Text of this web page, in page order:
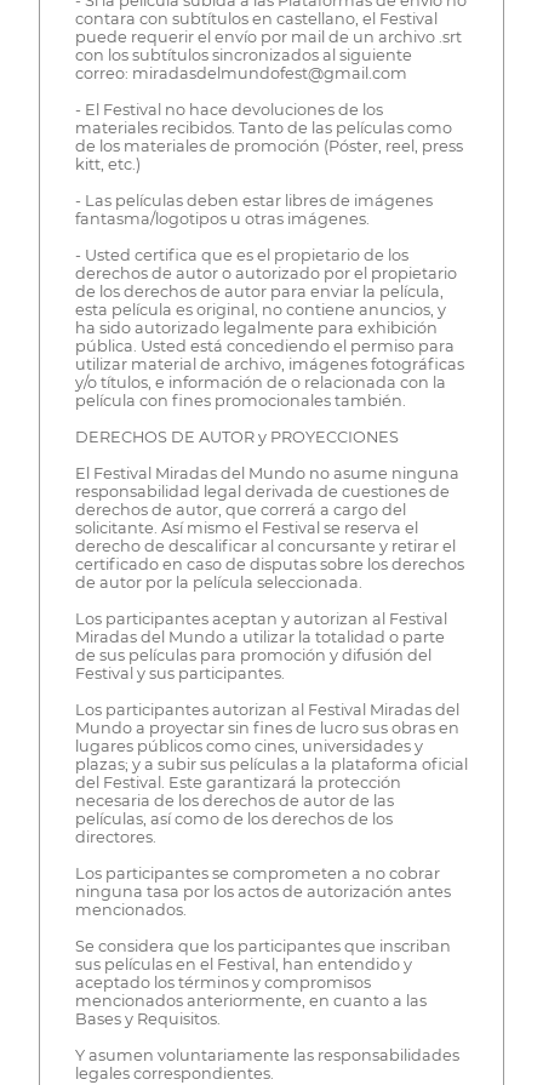
contara con subtítulos en castellano, el Festival
puede requerir el envío por mail de un archivo .srt
con los subtítulos sincronizados al siguiente
correo: miradasdelmundofest@gmail.com
- El Festival no hace devoluciones de los
materiales recibidos. Tanto de las películas como
de los materiales de promoción (Póster, reel, press
kitt, etc.)
- Las películas deben estar libres de imágenes
fantasma/logotipos u otras imágenes.
- Usted certifica que es el propietario de los
derechos de autor o autorizado por el propietario
de los derechos de autor para enviar la película,
esta película es original, no contiene anuncios, y
ha sido autorizado legalmente para exhibición
pública. Usted está concediendo el permiso para
utilizar material de archivo, imágenes fotográficas
y/o títulos, e información de o relacionada con la
película con fines promocionales también.
DERECHOS DE AUTOR y PROYECCIONES
El Festival Miradas del Mundo no asume ninguna
responsabilidad legal derivada de cuestiones de
derechos de autor, que correrá a cargo del
solicitante. Así mismo el Festival se reserva el
derecho de descalificar al concursante y retirar el
certificado en caso de disputas sobre los derechos
de autor por la película seleccionada.
Los participantes aceptan y autorizan al Festival
Miradas del Mundo a utilizar la totalidad o parte
de sus películas para promoción y difusión del
Festival y sus participantes.
Los participantes autorizan al Festival Miradas del
Mundo a proyectar sin fines de lucro sus obras en
lugares públicos como cines, universidades y
plazas; y a subir sus películas a la plataforma oficial
del Festival. Este garantizará la protección
necesaria de los derechos de autor de las
películas, así como de los derechos de los
directores.
Los participantes se comprometen a no cobrar
ninguna tasa por los actos de autorización antes
mencionados.
Se considera que los participantes que inscriban
sus películas en el Festival, han entendido y
aceptado los términos y compromisos
mencionados anteriormente, en cuanto a las
Bases y Requisitos.
Y asumen voluntariamente las responsabilidades
legales correspondientes.